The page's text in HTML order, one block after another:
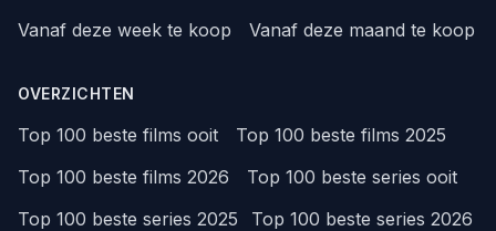
Vanaf deze week te koop
Vanaf deze maand te koop
OVERZICHTEN
Top 100 beste films ooit
Top 100 beste films 2025
Top 100 beste films 2026
Top 100 beste series ooit
Top 100 beste series 2025
Top 100 beste series 2026